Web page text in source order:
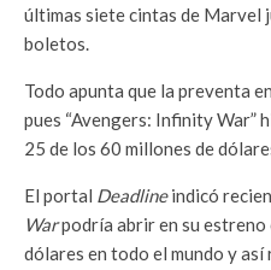
últimas siete cintas de Marvel
boletos.
Todo apunta que la preventa
pues “Avengers: Infinity War”
25 de los 60 millones de
El portal Deadlineindicó
Warpodría abrir en su estreno
dólares en todo el mundo y